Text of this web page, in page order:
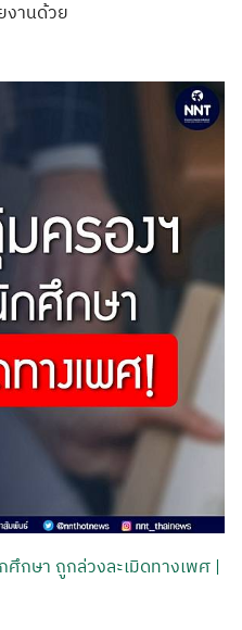
งานด้วย
กษา ถูกล่วงละเมิดทางเพศ |